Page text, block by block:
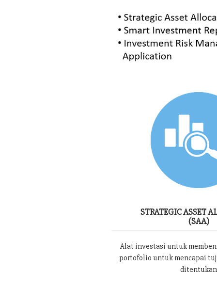
STRATEGIC ASSET
(SAA)
Alat investasi untuk
portofolio untuk mencapai
ditentukan